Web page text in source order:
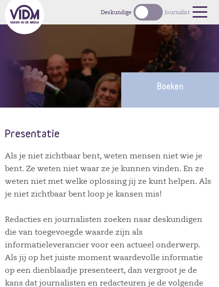
Deskundige Journalist
Boeken
Presentatie
Als je niet zichtbaar bent, weten mensen niet wie je
bent. Ze weten niet waar ze je kunnen vinden. En ze
weten niet met welke oplossing jij ze kunt helpen. Als
je niet zichtbaar bent loop je kansen mis!
Redacties en journalisten zoeken naar deskundigen
die van toegevoegde waarde zijn als
informatieleverancier voor een actueel onderwerp.
Als jij op het juiste moment waardevolle informatie
op een dienblaadje presenteert, dan vergroot je de
kans dat journalisten en redacteuren je de volgende